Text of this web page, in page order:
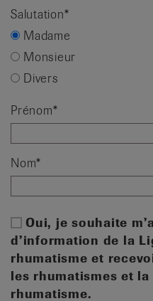
Salutation*
Madame
Monsieur
Divers
Prénom*
Nom*
Oui, je souhaite
d’information de la
rhumatisme et
les rhumatismes et
rhumatisme.